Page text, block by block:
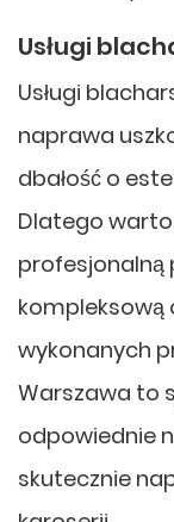
Usługi
Usługi
naprawa
dbałość o
Dlatego
profesjonalną
kompleksową
wykonanych
Warszawa to
odpowiednie
skutecznie